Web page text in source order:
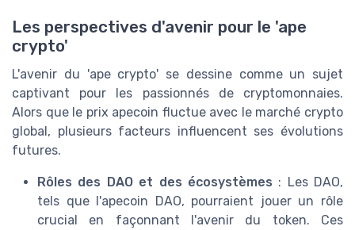
Les perspectives d'avenir pour le 'ape
crypto'
L'avenir du 'ape crypto' se dessine comme un sujet
captivant pour les passionnés de cryptomonnaies.
Alors que le prix apecoin fluctue avec le marché crypto
global, plusieurs facteurs influencent ses évolutions
futures.
Rôles des DAO et des écosystèmes : Les DAO,
tels que l'apecoin DAO, pourraient jouer un rôle
crucial en façonnant l'avenir du token. Ces